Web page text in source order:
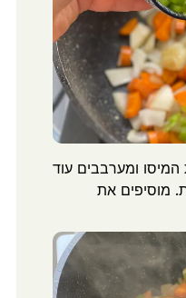
ומערבבים עוד
מוסיפים את